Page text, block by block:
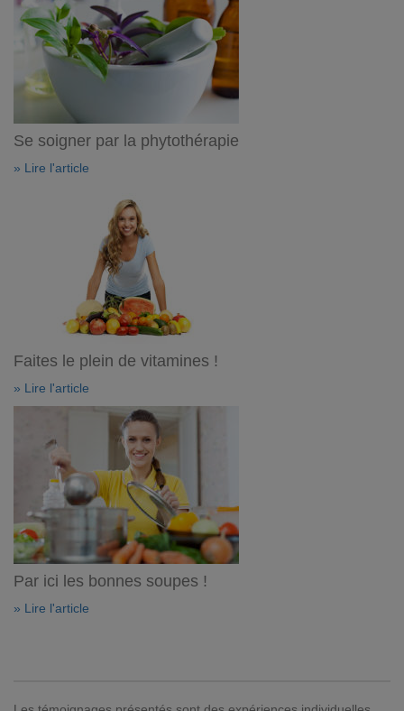
Se soigner par la phytothérapie
» Lire l'article
Faites le plein de vitamines !
» Lire l'article
Par ici les bonnes soupes !
» Lire l'article